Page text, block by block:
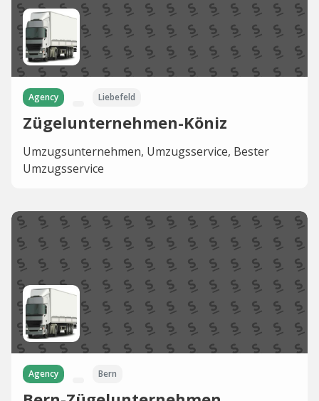
Agency Liebefeld
Zügelunternehmen-Köniz
Umzugsunternehmen, Umzugsservice, Bester
Umzugsservice
Agency Bern